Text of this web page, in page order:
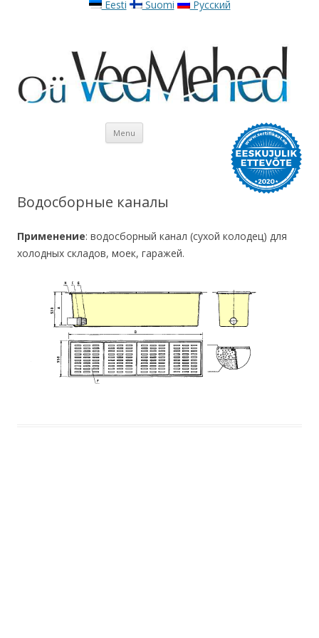
Eesti Suomi Русский
Menu Skip to content
Водосборные каналы
Применение: водосборный канал (сухой колодец) для
холодных складов, моек, гаражей.